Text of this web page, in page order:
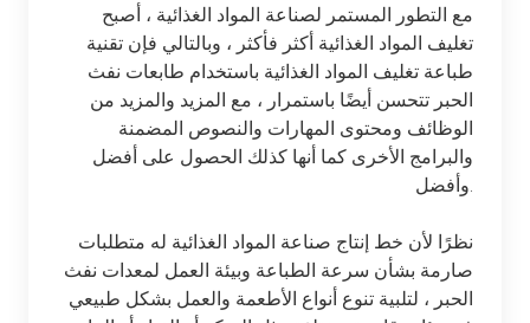
مع التطور المستمر لصناعة المواد الغذائية ، أصبح
تغليف المواد الغذائية أكثر فأكثر ، وبالتالي فإن تقنية
طباعة تغليف المواد الغذائية باستخدام طابعات نفث
الحبر تتحسن أيضًا باستمرار ، مع المزيد والمزيد من
الوظائف ومحتوى المهارات والنصوص المضمنة
والبرامج الأخرى كما أنها كذلك الحصول على أفضل
وأفضل.
نظرًا لأن خط إنتاج صناعة المواد الغذائية له متطلبات
صارمة بشأن سرعة الطباعة وبيئة العمل لمعدات نفث
الحبر ، لتلبية تنوع أنواع الأطعمة والعمل بشكل طبيعي